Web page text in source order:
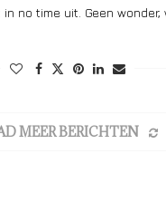
no time uit. Geen wonder,
MEER BERICHTEN